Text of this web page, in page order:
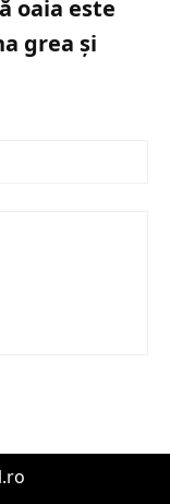
oaia este
grea și